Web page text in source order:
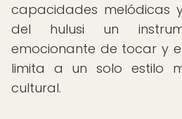
capacidades melódicas
del hulusi un
emocionante de tocar y
limita a un solo estilo
cultural.